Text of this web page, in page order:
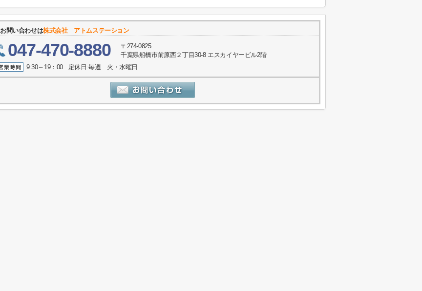
お問い合わせは株式会社 アトムステーション
047-470-8880
〒274-0825
千葉県船橋市前原西２丁目30-8 エスカイヤービル2階
9:30～19：00 定休日:毎週 火・水曜日